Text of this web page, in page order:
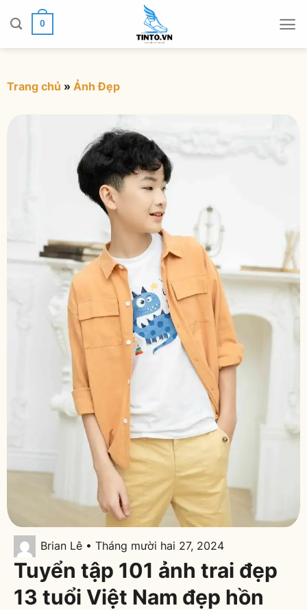
Chuyển
đến
0
Trang chủ » Ảnh Đẹp
Brian Lê • Tháng mười hai 27, 2024
Tuyển tập 101 ảnh trai đẹp
13 tuổi Việt Nam đẹp hồn